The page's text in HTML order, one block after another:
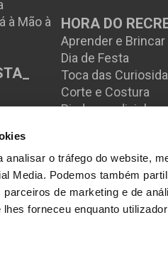
analisar o tráfego do website,
Media. Podemos também
de marketing e de
forneceu enquanto
à Mão à
HORA DO
Aprender e Brincar
Dia de Festa
Toca das
Corte e Costura
Piadas e adivinhas